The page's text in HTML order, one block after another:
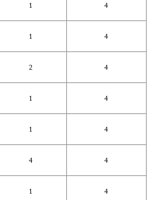
1 4
1 4
2 4
1 4
1 4
4 4
1 4